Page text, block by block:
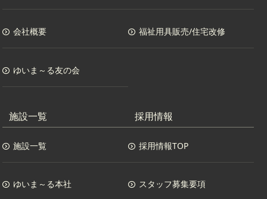
会社概要
ゆいま～る友の会
福祉用具販売/住宅改修
施設一覧
施設一覧
ゆいま～る本社
採用情報
採用情報TOP
スタッフ募集要項